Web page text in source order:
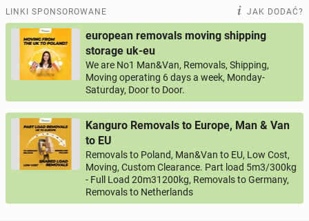
LINKI SPONSOROWANE JAK DODAĆ?
european removals moving shipping
storage uk-eu
We are No1 Man&Van, Removals, Shipping,
Moving operating 6 days a week, Monday-
Saturday, Door to Door.
Kanguro Removals to Europe, Man & Van
to EU
Removals to Poland, Man&Van to EU, Low Cost,
Moving, Custom Clearance. Part load 5m3/300kg
- Full Load 20m31200kg, Removals to Germany,
Removals to Netherlands